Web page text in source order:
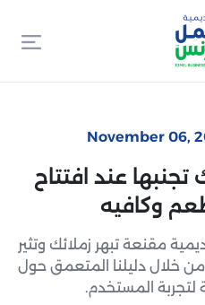
عند افتتاح
وكافيه
مقنعة تبهر زملائك وتثير
خلال دليلنا المتعمق حول
لتجربة المستخدم.